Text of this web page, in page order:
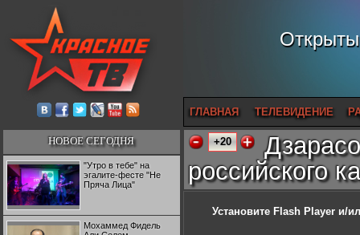
ГЛАВНАЯ ТЕЛЕВИДЕНИЕ
НОВОЕ СЕГОДНЯ
"Утро в тебе" на
эгалите-фесте "Не
Пряча Лица"
Мохаммед Фидель
+20
российского
Установите Flash Player и/